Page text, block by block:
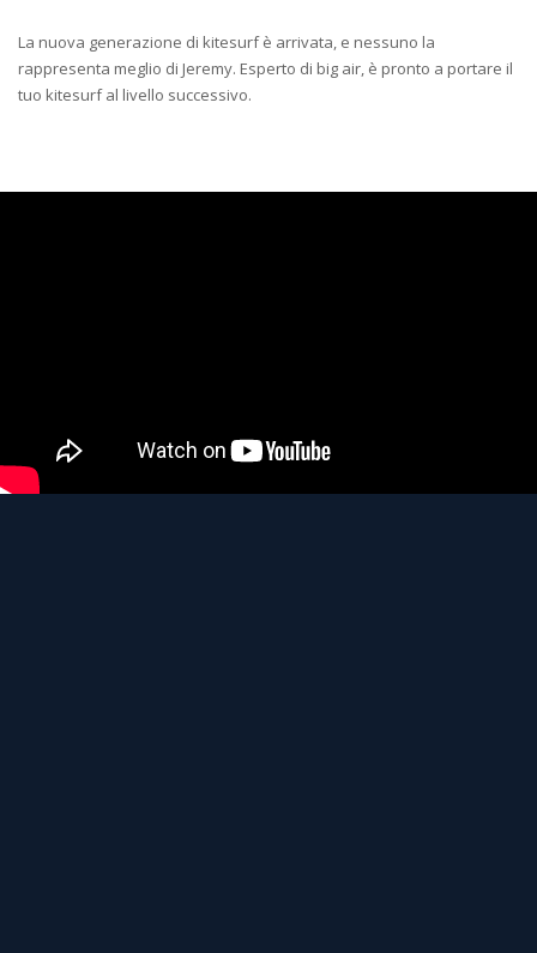
La nuova generazione di kitesurf è arrivata, e nessuno la
rappresenta meglio di Jeremy. Esperto di big air, è pronto a portare il
tuo kitesurf al livello successivo.